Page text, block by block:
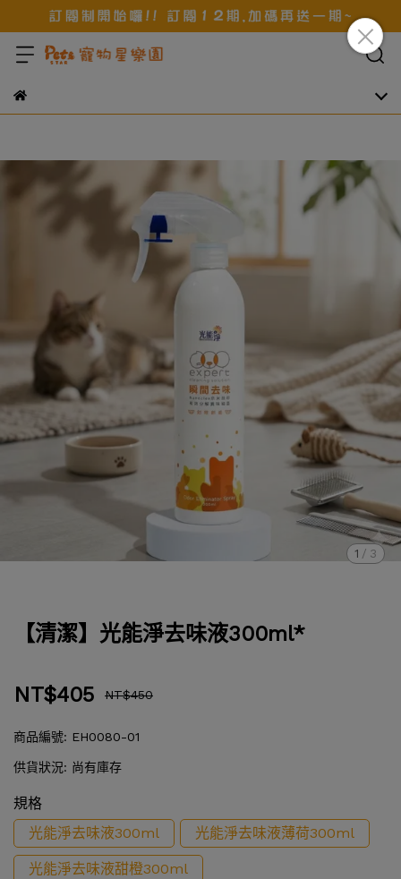
1 / 3
【清潔】光能淨去味液300ml*
NT$405 NT$450
商品編號: EH0080-01
供貨狀況: 尚有庫存
規格
光能淨去味液300ml
光能淨去味液薄荷300ml
光能淨去味液甜橙300ml